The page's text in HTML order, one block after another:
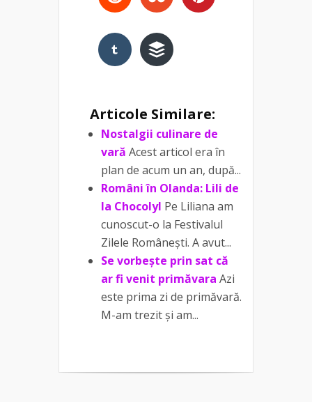
Articole Similare:
Nostalgii culinare de
vară Acest articol era în
plan de acum un an, după...
Români în Olanda: Lili de
la Chocolyl Pe Liliana am
cunoscut-o la Festivalul
Zilele Românești. A avut...
Se vorbește prin sat că
ar fi venit primăvara Azi
este prima zi de primăvară.
M-am trezit și am...